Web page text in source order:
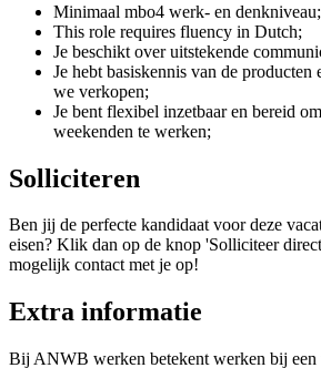
Minimaal mbo4 werk- en denkniveau;
This role requires fluency in Dutch;
Je beschikt over uitstekende
Je hebt basiskennis van de producten
we verkopen;
Je bent flexibel inzetbaar en bereid
weekenden te werken;
Solliciteren
Ben jij de perfecte kandidaat voor deze
eisen? Klik dan op de knop 'Solliciteer
mogelijk contact met je op!
Extra informatie
Bij ANWB werken betekent werken bij een